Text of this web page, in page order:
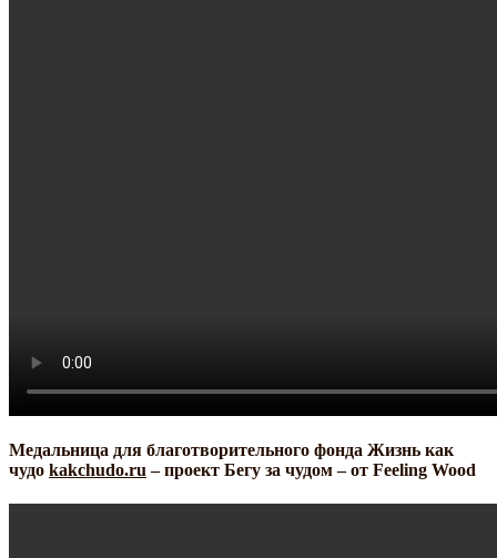
Медальница для благотворительного фонда Жизнь как
чудо kakchudo.ru – проект Бегу за чудом – от Feeling Wood